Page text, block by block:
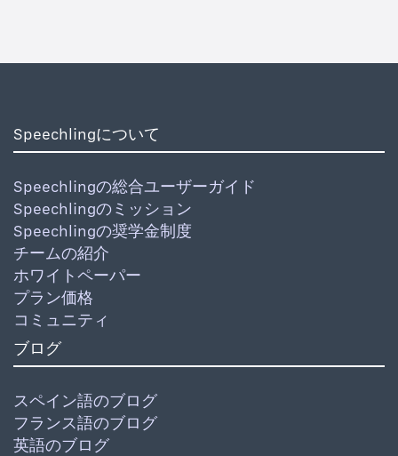
Speechlingについて
Speechlingの総合ユーザーガイド
Speechlingのミッション
Speechlingの奨学金制度
チームの紹介
ホワイトペーパー
プラン価格
コミュニティ
ブログ
スペイン語のブログ
フランス語のブログ
英語のブログ